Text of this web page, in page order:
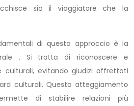
sia il viaggiatore che la
di questo approccio è la
. Si tratta di riconoscere e
culturali, evitando giudizi affrettati
culturali. Questo atteggiamento
di stabilire relazioni più